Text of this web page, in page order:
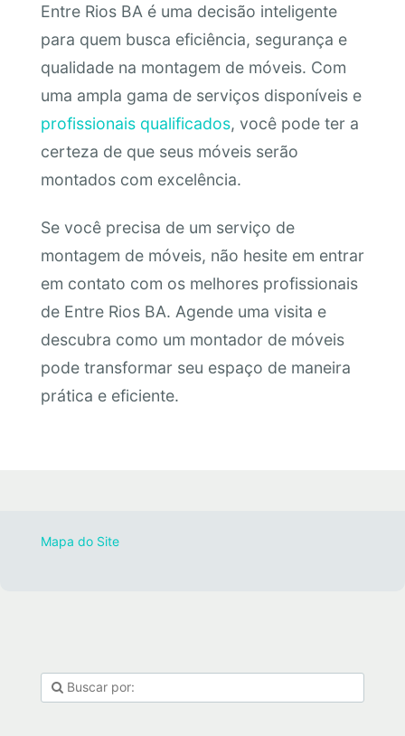
Entre Rios BA é uma decisão inteligente
para quem busca eficiência, segurança e
qualidade na montagem de móveis. Com
uma ampla gama de serviços disponíveis e
profissionais qualificados, você pode ter a
certeza de que seus móveis serão
montados com excelência.
Se você precisa de um serviço de
montagem de móveis, não hesite em entrar
em contato com os melhores profissionais
de Entre Rios BA. Agende uma visita e
descubra como um montador de móveis
pode transformar seu espaço de maneira
prática e eficiente.
Mapa do Site